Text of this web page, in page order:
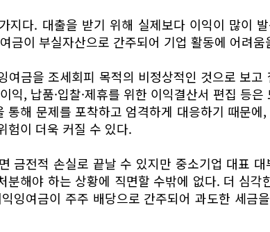
지다. 대출을 받기 위해 실제보다 이익이 많이
금이 부실자산으로 간주되어 기업 활동에 어려움
여금을 조세회피 목적의 비정상적인 것으로 보고
익, 납품·입찰·제휴를 위한 이익결산서 편집 등은
통해 문제를 포착하고 엄격하게 대응하기 때문에
험이 더욱 커질 수 있다.
금전적 손실로 끝날 수 있지만 중소기업 대표
분해야 하는 상황에 직면할 수밖에 없다. 더 심각
잉여금이 주주 배당으로 간주되어 과도한 세금